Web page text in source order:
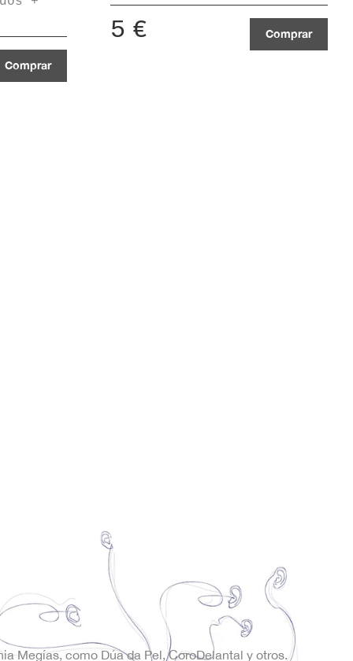
Comprar
5 € Comprar
Megías, como Dúa da Pel, CoroDelantal y otros.